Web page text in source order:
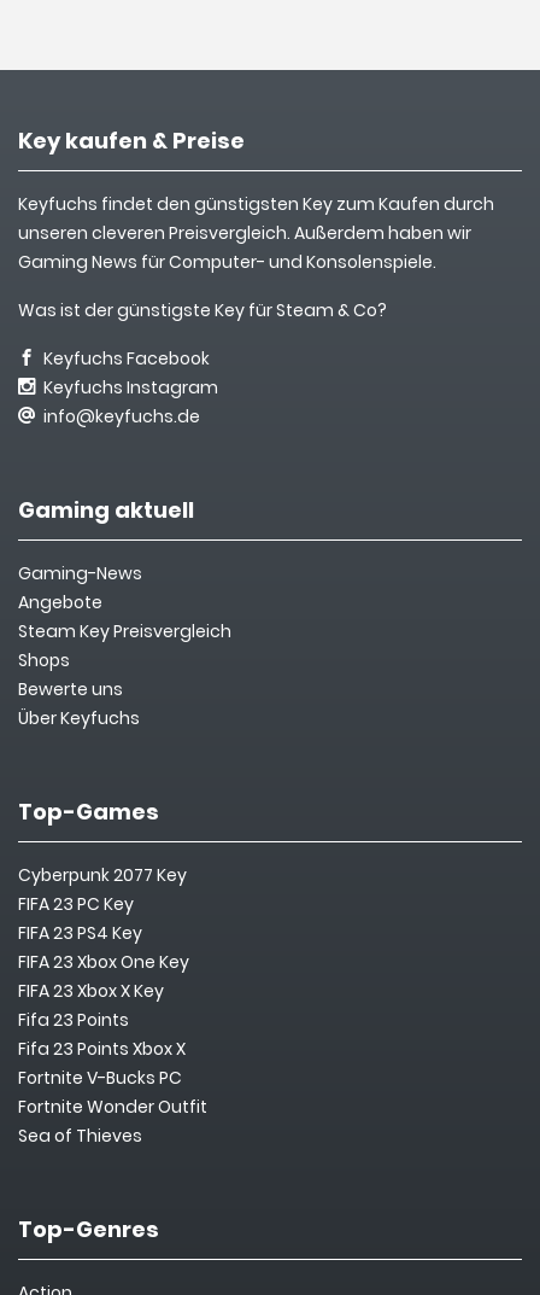
Key kaufen & Preise
Keyfuchs findet den günstigsten Key zum Kaufen durch
unseren cleveren Preisvergleich. Außerdem haben wir
Gaming News für Computer- und Konsolenspiele.
Was ist der günstigste Key für Steam & Co?
Keyfuchs Facebook
Keyfuchs Instagram
info@keyfuchs.de
Gaming aktuell
Gaming-News
Angebote
Steam Key Preisvergleich
Shops
Bewerte uns
Über Keyfuchs
Top-Games
Cyberpunk 2077 Key
FIFA 23 PC Key
FIFA 23 PS4 Key
FIFA 23 Xbox One Key
FIFA 23 Xbox X Key
Fifa 23 Points
Fifa 23 Points Xbox X
Fortnite V-Bucks PC
Fortnite Wonder Outfit
Sea of Thieves
Top-Genres